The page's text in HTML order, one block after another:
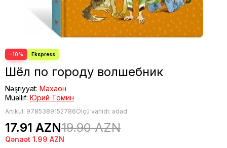
−10%
Шёл по городу волшебник
Nəşriyyat: Махаон
Müəllif: Юрий Томин
Artikul: 9785389152786Ölçü vahidi: ədəd
17.91 AZN19.90 AZN
Qənaət 1.99 AZN